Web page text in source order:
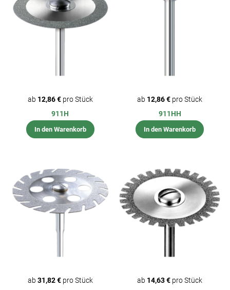
ab 12,86 €pro Stück
911H
In den Warenkorb
ab 12,86 € pro Stück
911HH
In den Warenkorb
ab 31,82 €pro Stück
ab 14,63 € pro Stück